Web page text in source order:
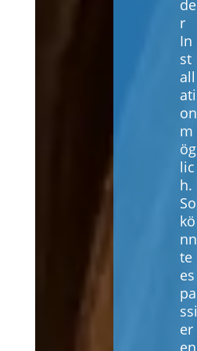
de
r
In
st
all
ati
on
m
ög
lic
h.
So
kö
nn
te
es
pa
ssi
er
en